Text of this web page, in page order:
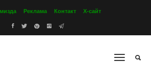
Реклама Контакт Х-сайт